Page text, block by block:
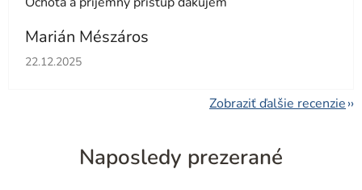
Marián Mészáros
Hodnotenie obchodu je 5 z 5 hviezdičiek.
22.12.2025
Zobraziť ďalšie recenzie
Naposledy prezerané